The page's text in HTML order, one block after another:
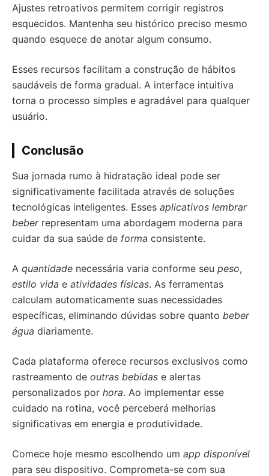
Ajustes retroativos permitem corrigir registros
esquecidos. Mantenha seu histórico preciso mesmo
quando esquece de anotar algum consumo.
Esses recursos facilitam a construção de hábitos
saudáveis de forma gradual. A interface intuitiva
torna o processo simples e agradável para qualquer
usuário.
Conclusão
Sua jornada rumo à hidratação ideal pode ser
significativamente facilitada através de soluções
tecnológicas inteligentes. Esses aplicativos lembrar
beberrepresentam uma abordagem moderna para
cuidar da sua saúde de forma consistente.
A quantidade necessária varia conforme seu peso,
estilo vida e atividades físicas. As ferramentas
calculam automaticamente suas necessidades
específicas, eliminando dúvidas sobre quanto beber
água diariamente.
Cada plataforma oferece recursos exclusivos como
rastreamento de outras bebidas e alertas
personalizados por hora. Ao implementar esse
cuidado na rotina, você perceberá melhorias
significativas em energia e produtividade.
Comece hoje mesmo escolhendo um app disponível
para seu dispositivo. Comprometa-se com sua